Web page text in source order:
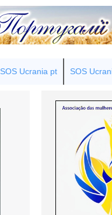
SOS Ucrania pt SOS